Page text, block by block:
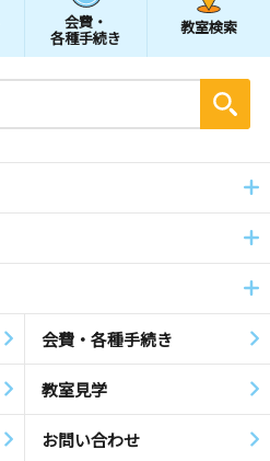
会費・
各種手続き
教室検索
会費・各種手続き
教室見学
お問い合わせ